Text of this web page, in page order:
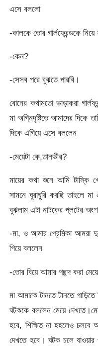
এসে বললো
-কালকে তোর গার্লফ্রেন্ডকে নিয়ে
-কেন?
-সেসব পরে বুঝতে পারবি।
বোনের কথামতো ভাড়াকরা
মা অগ্নিদৃষ্টিতে আমাদের
দিকে এগিয়ে এসে বললেন
-মেয়েটা কে,তানভীর?
মায়ের কথা শুনে আমি টাস্কি
সামনে ঘুরাঘুরি করছি তাহলে
বুঝলাম এটা নাটকের প্লটের
-মা, ও আমার প্রেমিকা আমরা
গিয়ে বললেন
-তোর বিয়ে আমার পছন্দ করা
মা আমাকে টানতে টানতে
ঘটককে বললেন মেয়ে
হবে, শিক্ষিত না হহলেও চলবে
দেখতে হবে। ঘটক চলে যাওয়ার